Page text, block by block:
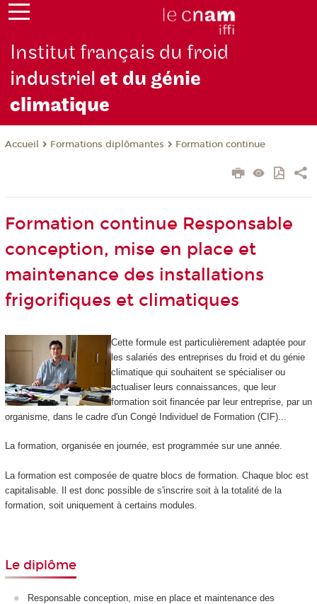
Institut français du froid
industrielet du génie
climatique
Accueil Formations diplômantes Formation continue
Formation continue Responsable
conception, mise en place et
maintenance des installations
frigorifiques et climatiques
Cette formule est particulièrement adaptée pour
les salariés des entreprises du froid et du génie
climatique qui souhaitent se spécialiser ou
actualiser leurs connaissances, que leur
formation soit financée par leur entreprise, par un
organisme, dans le cadre d'un Congé Individuel de Formation (CIF)...
La formation, organisée en journée, est programmée sur une année.
La formation est composée de quatre blocs de formation. Chaque bloc est
capitalisable. Il est donc possible de s'inscrire soit à la totalité de la
formation, soit uniquement à certains modules.
Le diplôme
Responsable conception, mise en place et maintenance des